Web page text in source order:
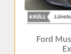
Ford